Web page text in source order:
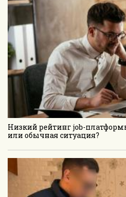
Низкий рейтинг job-
или обычная ситуация?